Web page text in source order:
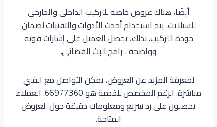
أيضًا، هناك عروض خاصة للتركيب الداخلي والخارجي
للستلايت. يتم استخدام أحدث الأدوات والتقنيات لضمان
جودة التركيب. بذلك، يحصل العميل على إشارات قوية
وواضحة لبرامج البث الفضائي.
لمعرفة المزيد عن العروض، يمكن التواصل مع الفني
مباشرة. الرقم المخصص للخدمة هو 66977360. العملاء
يحصلون على رد سريع ومعلومات دقيقة حول العروض
المتاحة.